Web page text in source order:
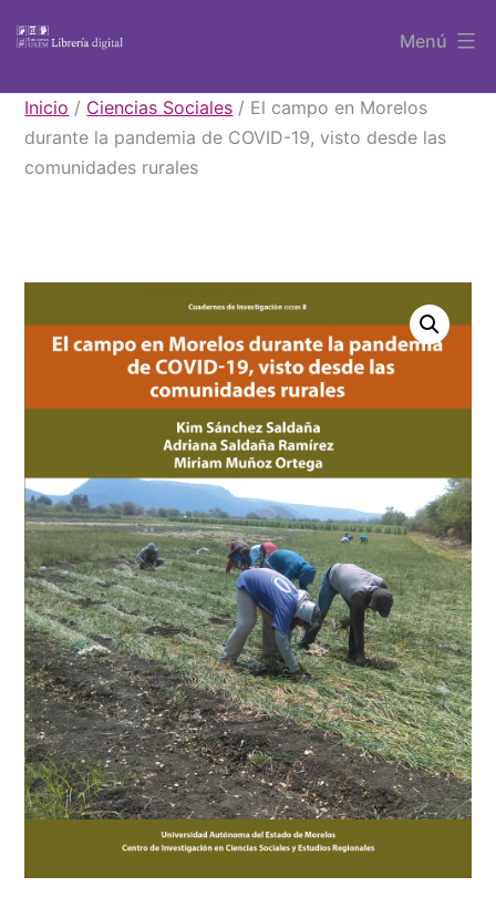
contenido
Libros
UAEM
Menú
Inicio / Ciencias Sociales / El campo en Morelos
durante la pandemia de COVID-19, visto desde las
comunidades rurales